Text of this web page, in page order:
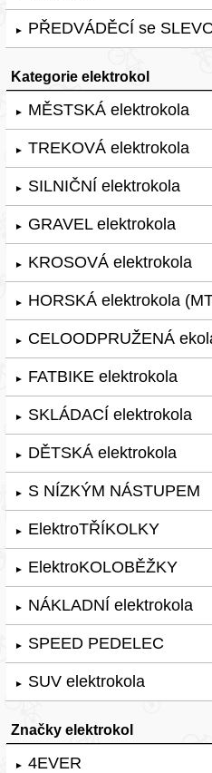
► PŘEDVÁDĚCÍ se
Kategorie elektrokol
► MĚSTSKÁ elektrokola
► TREKOVÁ elektrokola
► SILNIČNÍ elektrokola
► GRAVEL elektrokola
► KROSOVÁ elektrokola
► HORSKÁ elektrokola
► CELOODPRUŽENÁ
► FATBIKE elektrokola
► SKLÁDACÍ elektrokola
► DĚTSKÁ elektrokola
► S NÍZKÝM NÁSTUPEM
► ElektroTŘÍKOLKY
► ElektroKOLOBĚŽKY
► NÁKLADNÍ elektrokola
► SPEED PEDELEC
► SUV elektrokola
Značky elektrokol
► 4EVER